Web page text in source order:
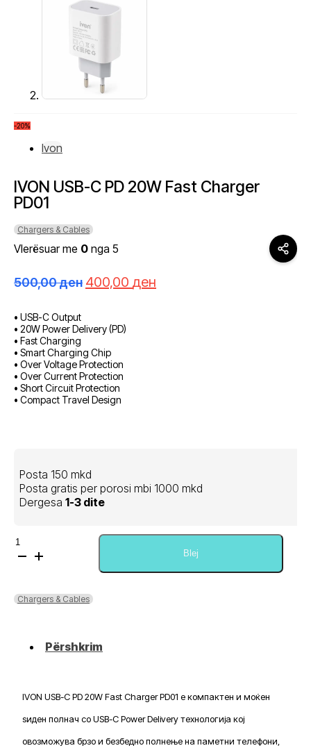
-20%
Ivon
IVON USB-C PD 20W Fast Charger
PD01
Chargers & Cables
Vlerësuar me 0 nga 5
500,00ден Çmimi
500,00 ден.
400,00 ден
• USB-C Output
• 20W Power Delivery (PD)
• Fast Charging
• Smart Charging Chip
• Over Voltage Protection
• Over Current Protection
• Short Circuit Protection
• Compact Travel Design
Posta 150 mkd
Posta gratis per porosi mbi 1000 mkd
Dergesa 1-3 dite
Sasi
IVON
PD
PD01
Blej
Chargers & Cables
Përshkrim
IVON USB-C PD 20W Fast Charger PD01 е компактен и моќен
ѕиден полнач со USB-C Power Delivery технологија кој
овозможува брзо и безбедно полнење на паметни телефони,